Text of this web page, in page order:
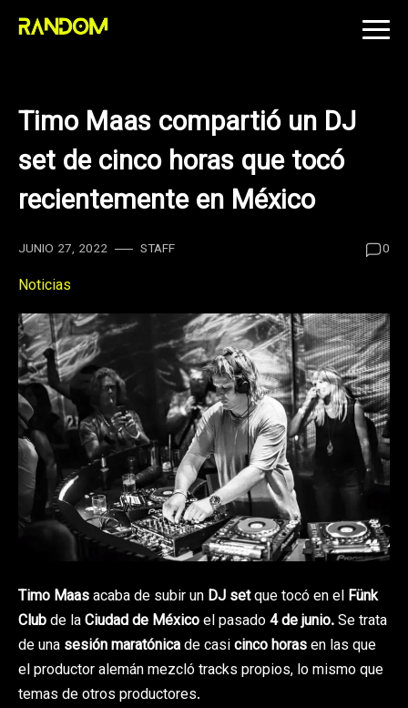
Skip
Timo Maas compartió un DJ
set de cinco horas que tocó
recientemente en México
JUNIO 27, 2022 STAFF 0
Noticias
Timo Maasacaba de subir un DJ setque tocó en el Fünk
Clubde laCiudad de Méxicoel pasado4 de junio.Se trata
de una sesión maratónicade casicinco horasen las que
el productor alemán mezcló tracks propios, lo mismo que
temas de otros productores.